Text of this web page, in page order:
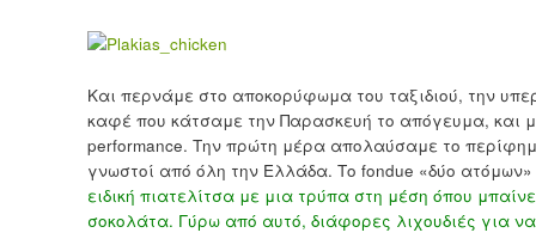
Και περνάμε στο αποκορύφωμα του ταξιδιού, την
καφέ που κάτσαμε την Παρασκευή το απόγευμα, και
performance. Την πρώτη μέρα απολαύσαμε το
γνωστοί από όλη την Ελλάδα. Το fondue «δύο
ειδική πιατελίτσα με μια τρύπα στη μέση όπου
σοκολάτα. Γύρω από αυτό, διάφορες λιχουδιές για